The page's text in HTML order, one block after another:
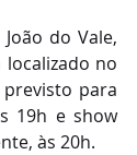
do Vale,
localizado no
para
19h e show
às 20h.